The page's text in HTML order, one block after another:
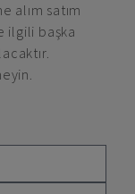
alım satım
ilgili başka